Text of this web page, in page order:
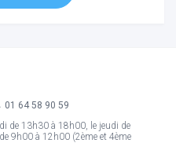
01 64 58 90 59
de 13h30 à 18h00, le jeudi de
9h00 à 12h00 (2ème et 4ème